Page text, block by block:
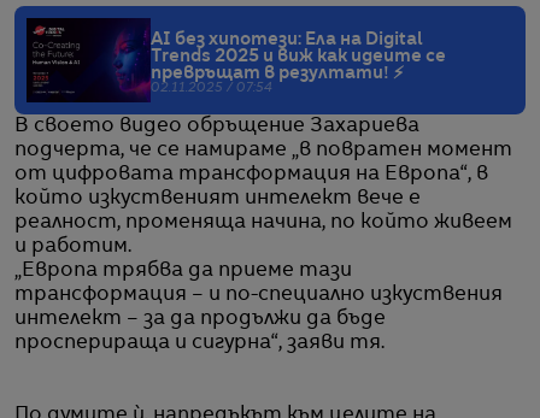
AI без хипотези: Ела на Digital
Trends 2025 и виж как идеите се
превръщат в резултати! ⚡
02.11.2025 / 07:54
В своето видео обръщение Захариева
подчерта, че се намираме „в повратен момент
от цифровата трансформация на Европа“, в
който изкуственият интелект вече е
реалност, променяща начина, по който живеем
и работим.
„Европа трябва да приеме тази
трансформация – и по-специално изкуствения
интелект – за да продължи да бъде
просперираща и сигурна“, заяви тя.